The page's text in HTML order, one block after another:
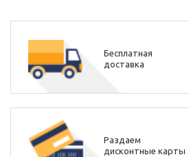
Бесплатная
доставка
Раздаем
дисконтные карты